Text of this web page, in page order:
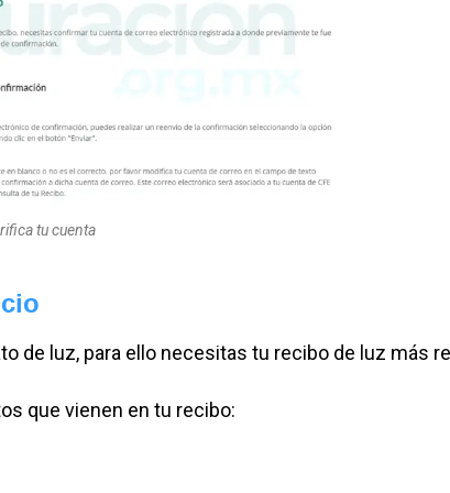
tu cuenta
de luz, para ello necesitas tu recibo de luz más
que vienen en tu recibo: